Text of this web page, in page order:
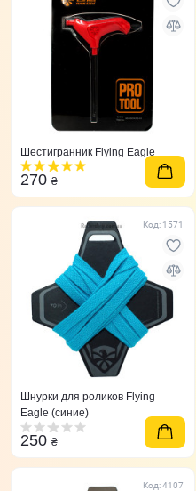
Шестигранник Flying Eagle
270 ₴
Код: 1571
Шнурки для роликов Flying
Eagle (синие)
250 ₴
Код: 4107